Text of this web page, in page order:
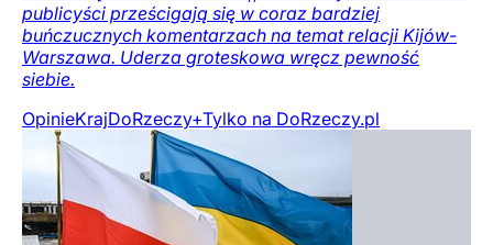
publicyści prześcigają się w coraz bardziej
buńczucznych komentarzach na temat relacji Kijów-
Warszawa. Uderza groteskowa wręcz pewność
siebie.
OpinieKrajDoRzeczy+Tylko na DoRzeczy.pl